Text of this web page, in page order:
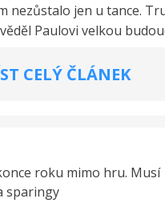
nezůstalo jen u tance.
Paulovi velkou
CELÝ ČLÁNEK
roku mimo hru. Musí
sparingy